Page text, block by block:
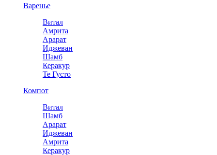
Варенье
Витал
Амрита
Арарат
Иджеван
Шамб
Керакур
Те Густо
Компот
Витал
Шамб
Арарат
Иджеван
Амрита
Керакур